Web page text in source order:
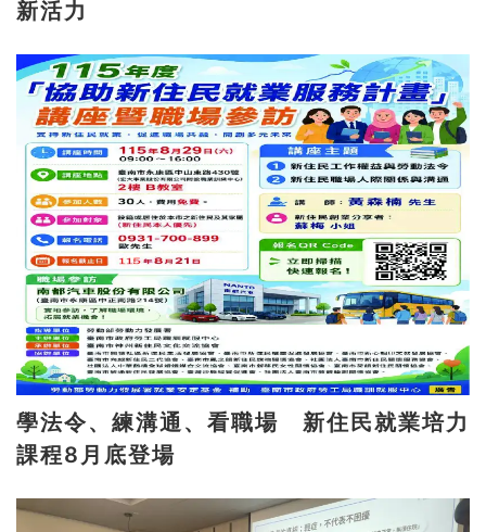
新活力
學法令、練溝通、看職場 新住民就業培力
課程8月底登場